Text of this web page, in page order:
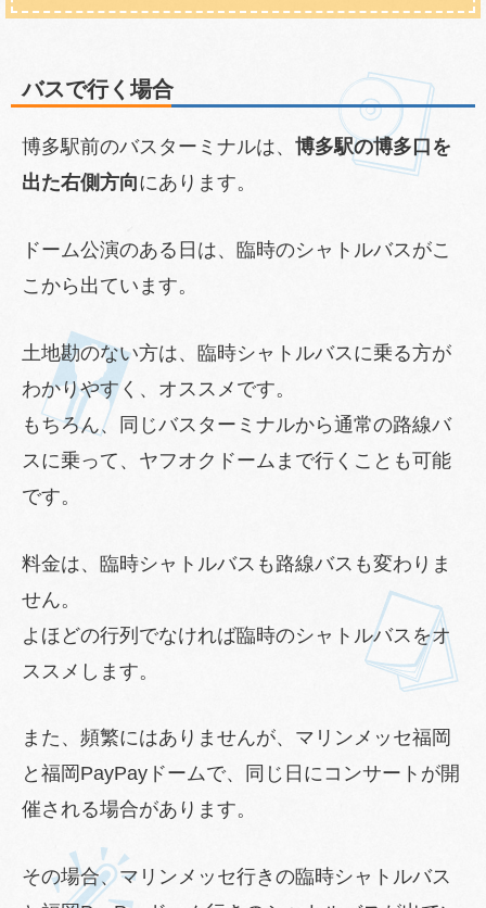
バスで行く場合
博多駅前のバスターミナルは、 博多駅の博多口を
出た右側方向にあります。
ドーム公演のある日は、臨時のシャトルバスがこ
こから出ています。
土地勘のない方は、臨時シャトルバスに乗る方が
わかりやすく、オススメです。
もちろん、同じバスターミナルから通常の路線バ
スに乗って、ヤフオクドームまで行くことも可能
です。
料金は、臨時シャトルバスも路線バスも変わりま
せん。
よほどの行列でなければ臨時のシャトルバスをオ
ススメします。
また、頻繁にはありませんが、マリンメッセ福岡
と福岡PayPayドームで、同じ日にコンサートが開
催される場合があります。
その場合、マリンメッセ行きの臨時シャトルバス